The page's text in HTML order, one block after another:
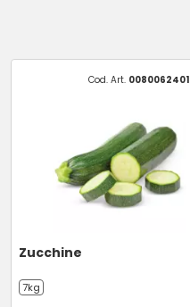
Cod. Art. 0080062401
Zucchine
7kg